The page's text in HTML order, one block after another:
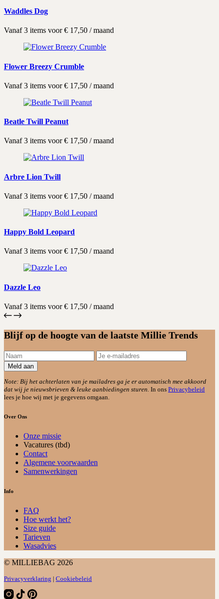
Waddles Dog
Vanaf 3 items voor€ 17,50 / maand
Flower Breezy Crumble
Vanaf 3 items voor€ 17,50 / maand
Beatle Twill Peanut
Vanaf 3 items voor€ 17,50 / maand
Arbre Lion Twill
Vanaf 3 items voor€ 17,50 / maand
Happy Bold Leopard
Vanaf 3 items voor€ 17,50 / maand
Dazzle Leo
Vanaf 3 items voor€ 17,50 / maand
Blijf op de hoogte van de laatste Millie Trends
Meld aan
Note: Bij het achterlaten van je mailadres ga je er automatisch mee akkoord
dat wij je nieuwsbrieven & leuke aanbiedingen sturen. In ons Privacybeleid
lees je hoe wij met je gegevens omgaan.
Over Ons
Onze missie
Vacatures (tbd)
Contact
Algemene voorwaarden
Samenwerkingen
Info
FAQ
Hoe werkt het?
Size guide
Tarieven
Wasadvies
© MILLIEBAG 2026
Privacyverklaring | Cookiebeleid